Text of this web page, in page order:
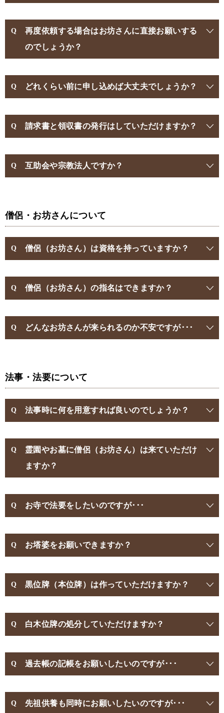
再度依頼する場合はお坊さんに直接お願いする
のでしょうか？
どれくらい前に申し込めば大丈夫でしょうか？
請求書と領収書の発行はしていただけますか？
互助会や宗教法人ですか？
僧侶・お坊さんについて
僧侶（お坊さん）は資格を持っていますか？
僧侶（お坊さん）の指名はできますか？
どんなお坊さんが来られるのか不安ですが･･･
法事・法要について
法事時に何を用意すれば良いのでしょうか？
霊園やお墓に僧侶（お坊さん）は来ていただけ
ますか？
お寺で法要をしたいのですが･･･
お塔婆をお願いできますか？
黒位牌（本位牌）は作っていただけますか？
白木位牌の処分していただけますか？
過去帳の記帳をお願いしたいのですが･･･
先祖供養も同時にお願いしたいのですが･･･